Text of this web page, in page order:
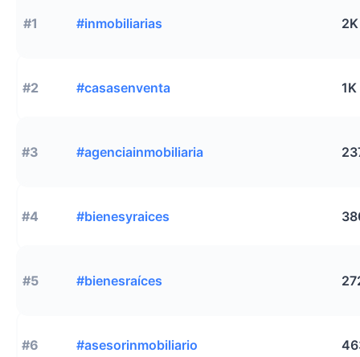
#1 #inmobiliarias 2K
#2 #casasenventa 1K
#3 #agenciainmobiliaria
#4 #bienesyraices
#5 #bienesraíces
#6 #asesorinmobiliario